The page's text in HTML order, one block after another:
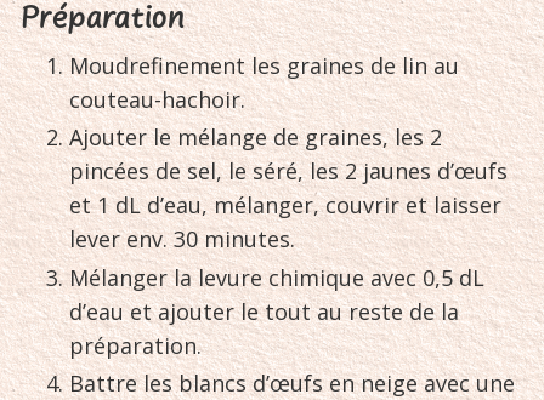
Préparation
Moudrefinement les graines de lin au
couteau-hachoir.
Ajouter le mélange de graines, les 2
pincées de sel, le séré, les 2 jaunes d’œufs
et 1 dL d’eau, mélanger, couvrir et laisser
lever env. 30 minutes.
Mélanger la levure chimique avec 0,5 dL
d’eau et ajouter le tout au reste de la
préparation.
Battre les blancs d’œufs en neige avec une